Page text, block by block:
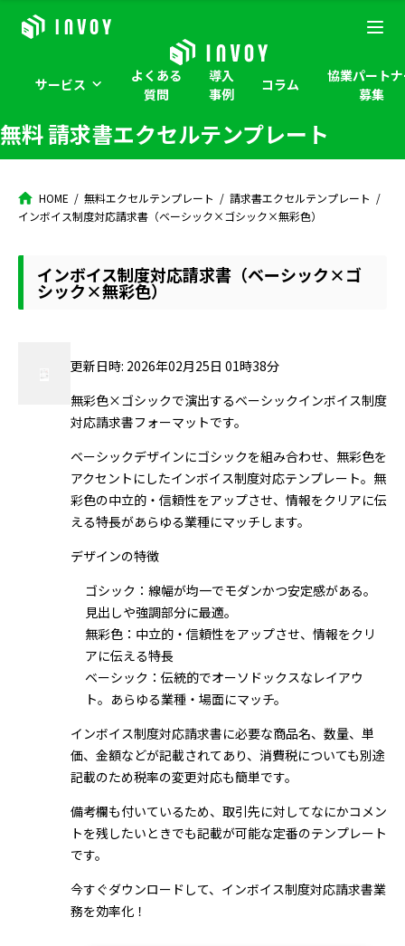
サービス
よくある
質問
導入
事例
コラム
協業パート
募集
無料 請求書エクセルテンプレート
HOME 無料エクセルテンプレート
請求書エクセルテンプレート
インボイス制度対応請求書（ベーシック×ゴシック×無彩色）
インボイス制度対応請求書（ベーシック×ゴ
シック×無彩色）
更新日時: 2026年02月25日 01時38分
無彩色×ゴシックで演出するベーシックインボイス制度
対応請求書フォーマットです。
ベーシックデザインにゴシックを組み合わせ、無彩色を
アクセントにしたインボイス制度対応テンプレート。無
彩色の中立的・信頼性をアップさせ、情報をクリアに伝
える特長があらゆる業種にマッチします。
デザインの特徴
ゴシック：線幅が均一でモダンかつ安定感がある。
見出しや強調部分に最適。
無彩色：中立的・信頼性をアップさせ、情報をクリ
アに伝える特長
ベーシック：伝統的でオーソドックスなレイアウ
ト。あらゆる業種・場面にマッチ。
インボイス制度対応請求書に必要な商品名、数量、単
価、金額などが記載されてあり、消費税についても別途
記載のため税率の変更対応も簡単です。
備考欄も付いているため、取引先に対してなにかコメン
トを残したいときでも記載が可能な定番のテンプレート
です。
今すぐダウンロードして、インボイス制度対応請求書業
務を効率化！